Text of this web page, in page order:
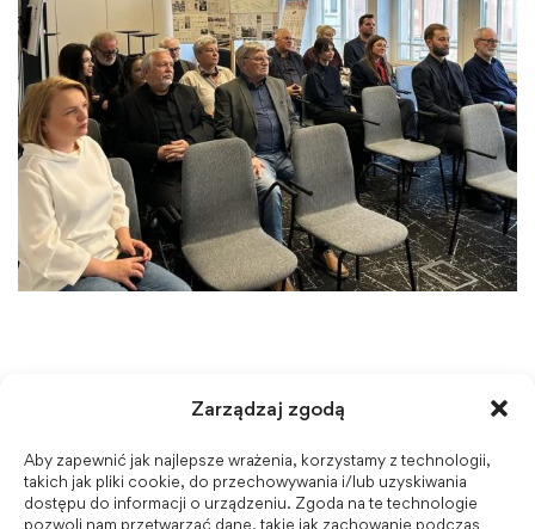
Zarządzaj zgodą
Aby zapewnić jak najlepsze wrażenia, korzystamy z technologii,
takich jak pliki cookie, do przechowywania i/lub uzyskiwania
dostępu do informacji o urządzeniu. Zgoda na te technologie
pozwoli nam przetwarzać dane, takie jak zachowanie podczas